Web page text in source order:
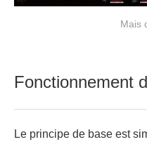
Mais
Fonctionnement
Le principe de base est